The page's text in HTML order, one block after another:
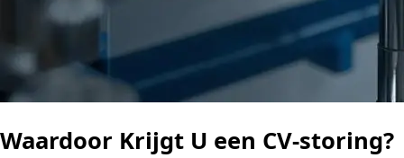
Waardoor Krijgt U een CV-storing?